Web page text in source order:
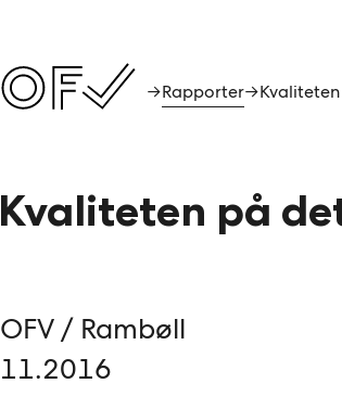
→Rapporter→
Kvaliteten på
OFV / Rambøll
11.2016